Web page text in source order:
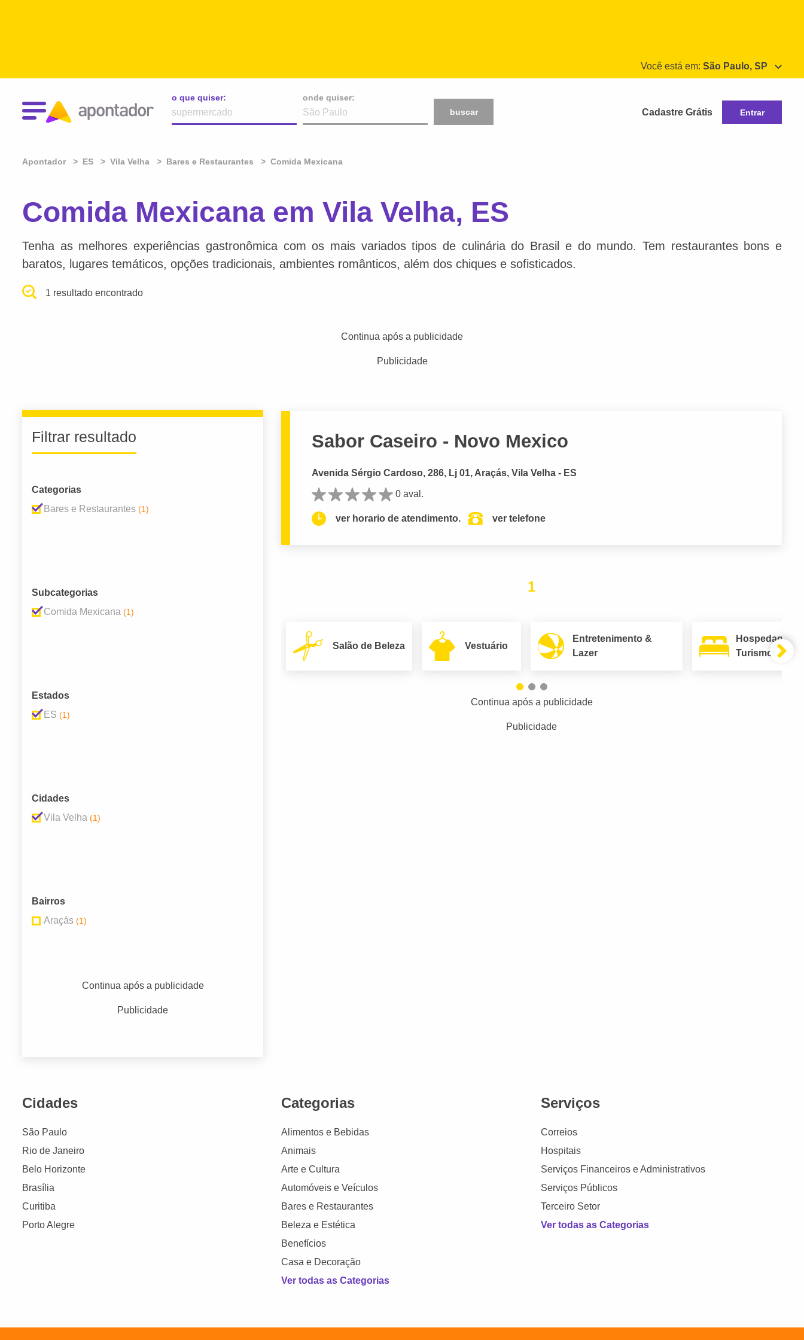
Você está em: São Paulo, SP
o que quiser:
onde quiser:
buscar
Cadastre Grátis Entrar
Apontador ES Vila Velha Bares e Restaurantes Comida Mexicana
Comida Mexicana em Vila Velha, ES
Tenha as melhores experiências gastronômica com os mais variados tipos de culinária do Brasil e do mundo. Tem restaurantes bons e
baratos, lugares temáticos, opções tradicionais, ambientes românticos, além dos chiques e sofisticados.
1 resultado encontrado
Continua após a publicidade
Publicidade
Filtrar resultado
Categorias
Bares e Restaurantes (1)
Subcategorias
Comida Mexicana (1)
Estados
ES (1)
Cidades
Vila Velha (1)
Bairros
Araçás (1)
Continua após a publicidade
Publicidade
Sabor Caseiro - Novo Mexico
Avenida Sérgio Cardoso, 286, Lj 01, Araçás, Vila Velha - ES
0 aval.
ver horario de atendimento. ver telefone
1
Salão de Beleza Vestuário
Entretenimento &
Lazer
Hospedagem
Turismo
Continua após a publicidade
Publicidade
Cidades
São Paulo
Rio de Janeiro
Belo Horizonte
Brasília
Curitiba
Porto Alegre
Categorias
Alimentos e Bebidas
Animais
Arte e Cultura
Automóveis e Veículos
Bares e Restaurantes
Beleza e Estética
Benefícios
Casa e Decoração
Ver todas as Categorias
Serviços
Correios
Hospitais
Serviços Financeiros e Administrativos
Serviços Públicos
Terceiro Setor
Ver todas as Categorias